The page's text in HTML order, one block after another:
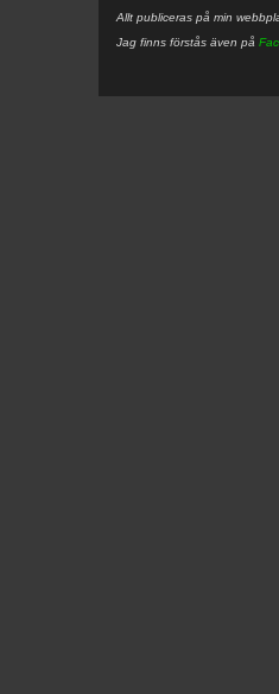
Allt publiceras på min
Jag finns förstås även på